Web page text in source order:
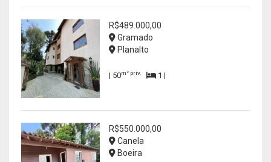
R$489.000,00
Gramado
Planalto
| 50m² priv. 1 |
R$550.000,00
Canela
Boeira